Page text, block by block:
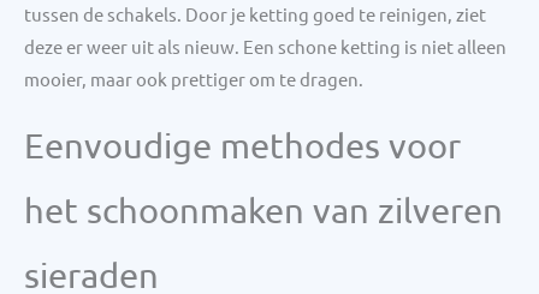
tussen de schakels. Door je ketting goed te reinigen, ziet
deze er weer uit als nieuw. Een schone ketting is niet alleen
mooier, maar ook prettiger om te dragen.
Eenvoudige methodes voor
het schoonmaken van zilveren
sieraden